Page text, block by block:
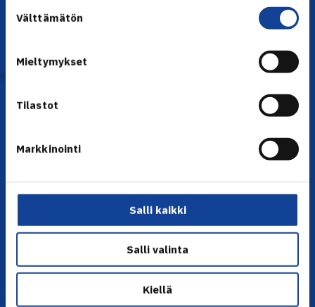
valinta
Välttämätön
Mieltymykset
Tilastot
Markkinointi
Salli kaikki
Salli valinta
Kiellä
YHTEYSTIEDOT
Olympiastadion, Paavo Nurmen tie 1, 00250 Helsinki
Puh. 010 574 3959
ma-pe klo 10.00-12.00
Muina aikoina olkaa yhteydessä
sähköpostitse: toimisto@tennis.fi
KAIKKI YHTEYSTIEDOT →